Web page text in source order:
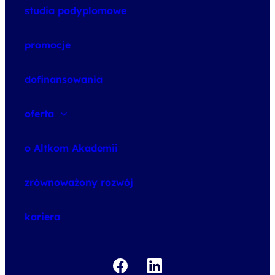
studia podyplomowe
promocje
dofinansowania
oferta
o Altkom Akademii
zrównoważony rozwój
kariera